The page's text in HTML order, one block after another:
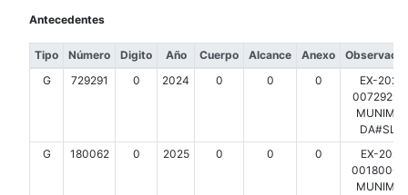
Antecedentes
Tipo Número Digito Año Cuerpo Alcance Anexo
G
729291 0 2024 0 0 0
EX-
G
180062 0 2025 0 0 0
EX-